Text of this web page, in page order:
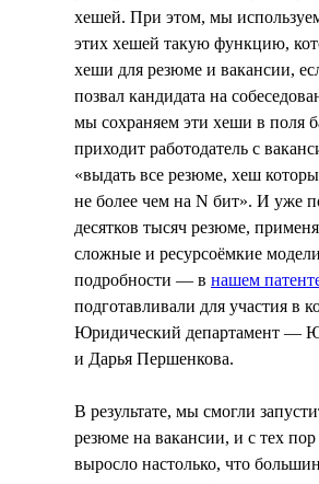
хешей. При этом, мы
этих хешей такую функцию,
хеши для резюме и вакансии,
позвал кандидата на
мы сохраняем эти хеши в поля
приходит работодатель с
«выдать все резюме, хеш
не более чем на N бит». И уже
десятков тысяч резюме,
сложные и ресурсоёмкие
подробности — в нашем
подготавливали для участия в
Юридический департамент —
и Дарья Першенкова.
В результате, мы смогли
резюме на вакансии, и с тех
выросло настолько, что